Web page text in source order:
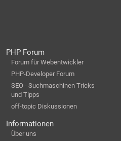
PHP Forum
Forum für Webentwickler
PHP-Developer Forum
SEO - Suchmaschinen Tricks
und Tipps
off-topic Diskussionen
Informationen
Über uns